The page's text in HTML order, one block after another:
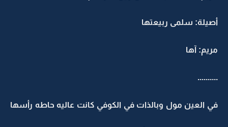
أصيلة: سلمى ربيعتها
مريم: آها
..........
في العين مول وبالذات في الكوفي كانت عاليه حاطه رأسها